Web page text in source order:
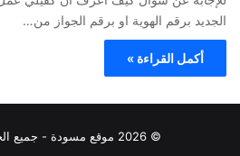
الجديد برقم الهوية او برقم الجواز من…
أكمل القراءة »
© 2026 موقع مسودة - جميع الحقوق محفوظة ♥